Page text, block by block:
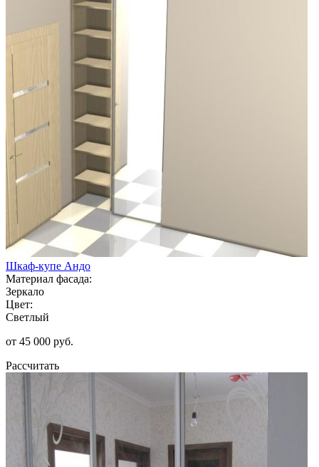
Шкаф-купе Андо
Материал фасада:
Зеркало
Цвет:
Светлый
от 45 000 руб.
Рассчитать